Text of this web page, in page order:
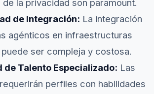
la privacidad son paramount.
de Integración: La integración
agénticos en infraestructuras
ser compleja y costosa.
de Talento Especializado: Las
perfiles con habilidades